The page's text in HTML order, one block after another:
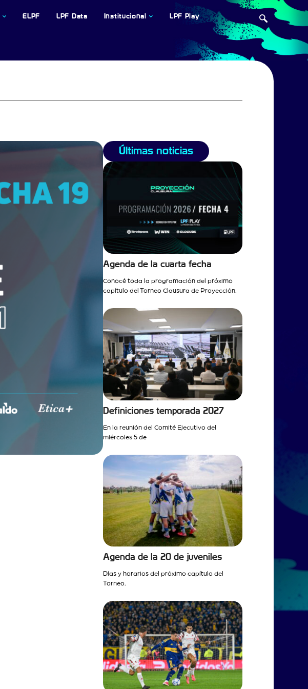
ELPF LPF Data Institucional LPF Play
Últimas noticias
Agenda de la cuarta fecha
Conocé toda la programación del próximo
capítulo del Torneo Clausura de Proyección.
Definiciones temporada 2027
En la reunión del Comité Ejecutivo del
miércoles 5 de
Agenda de la 20 de juveniles
Días y horarios del próximo capítulo del
Torneo.